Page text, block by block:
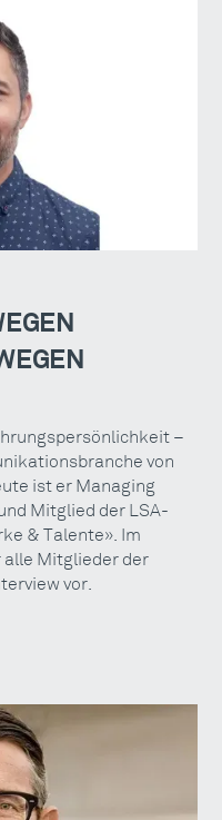
–
von
ist er Managing
Mitglied der LSA-
& Talente». Im
alle Mitglieder der
vor.